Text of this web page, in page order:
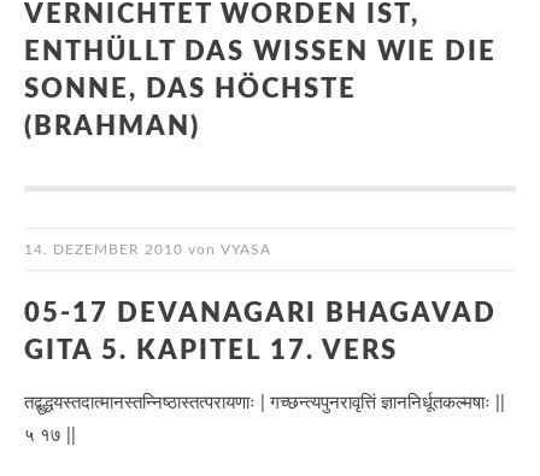
VERNICHTET WORDEN IST,
ENTHÜLLT DAS WISSEN WIE DIE
SONNE, DAS HÖCHSTE
(BRAHMAN)
14. DEZEMBER 2010 von VYASA
05-17 DEVANAGARI BHAGAVAD
GITA 5. KAPITEL 17. VERS
तद्बुद्धयस्तदात्मानस्तन्निष्ठास्तत्परायणाः | गच्छन्त्यपुनरावृत्तिं ज्ञाननिर्धूतकल्मषाः ||
५ १७ ||